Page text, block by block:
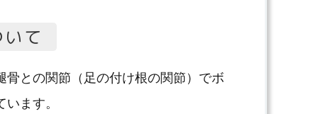
て
骨との関節（足の付け根の関節）でボ
ます。